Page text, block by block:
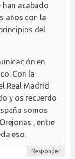
han acabado
años con la
del
en
Con la
Real Madrid
y os recuerdo
somos
, entre
eso.
Responder